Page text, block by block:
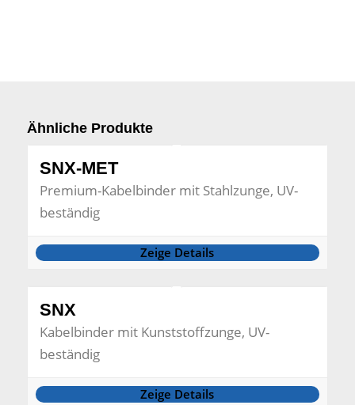
Ähnliche Produkte
SNX-MET
Premium-Kabelbinder mit Stahlzunge, UV-
beständig
Zeige Details
SNX
Kabelbinder mit Kunststoffzunge, UV-
beständig
Zeige Details